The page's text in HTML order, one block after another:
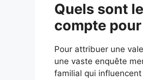
Quels sont
compte
Pour attribuer une
une vaste enquête
familial qui